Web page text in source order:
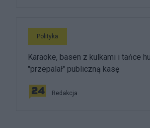
Polityka
Karaoke, basen z kulkami i tańce
"przepalał" publiczną kasę
Redakcja